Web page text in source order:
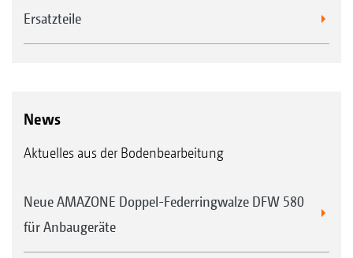
Ersatzteile
News
Aktuelles aus der Bodenbearbeitung
Neue AMAZONE Doppel-Federringwalze DFW 580
für Anbaugeräte